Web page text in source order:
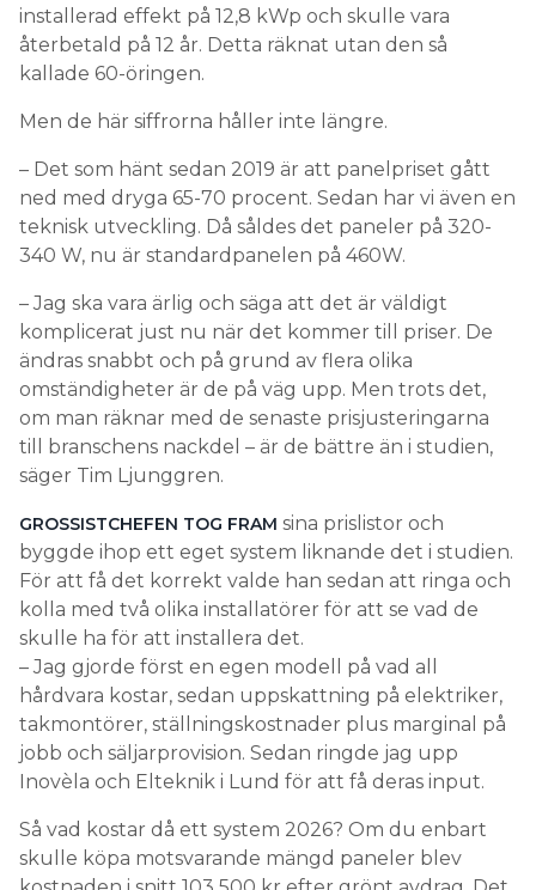
installerad effekt på 12,8 kWp och skulle vara
återbetald på 12 år. Detta räknat utan den så
kallade 60-öringen.
Men de här siffrorna håller inte längre.
– Det som hänt sedan 2019 är att panelpriset gått
ned med dryga 65-70 procent. Sedan har vi även en
teknisk utveckling. Då såldes det paneler på 320-
340 W, nu är standardpanelen på 460W.
– Jag ska vara ärlig och säga att det är väldigt
komplicerat just nu när det kommer till priser. De
ändras snabbt och på grund av flera olika
omständigheter är de på väg upp. Men trots det,
om man räknar med de senaste prisjusteringarna
till branschens nackdel – är de bättre än i studien,
säger Tim Ljunggren.
GROSSISTCHEFEN TOG FRAM sina prislistor och
byggde ihop ett eget system liknande det i studien.
För att få det korrekt valde han sedan att ringa och
kolla med två olika installatörer för att se vad de
skulle ha för att installera det.
– Jag gjorde först en egen modell på vad all
hårdvara kostar, sedan uppskattning på elektriker,
takmontörer, ställningskostnader plus marginal på
jobb och säljarprovision. Sedan ringde jag upp
Inovèla och Elteknik i Lund för att få deras input.
Så vad kostar då ett system 2026? Om du enbart
skulle köpa motsvarande mängd paneler blev